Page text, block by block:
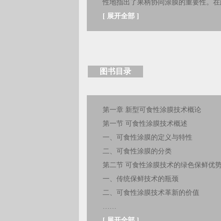
性地指出了果柄协同涂膜的重要性。
[ 展开全部 ]
图书目录
第一章 新型可食性涂膜技术概论
第一节 可食性涂膜技术概述
一、可食性涂膜的定义与特性
二、可食性涂膜的分类
第二节 可食性涂膜技术的绿色保鲜优
一、传统保鲜技术的瓶颈
二、可食性涂膜技术革新的价值
……